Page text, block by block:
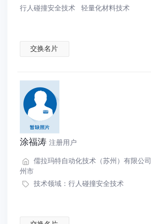
行人碰撞安全技术 轻量化材料技术
交换名片
涂福涛 注册用户
儒拉玛特自动化技术（苏州）有限公司
州市
技术领域： 行人碰撞安全技术